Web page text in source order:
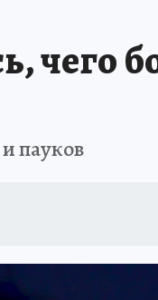
чего
пауков